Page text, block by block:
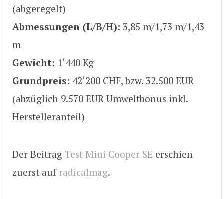
(abgeregelt)
Abmessungen (L/B/H): 3,85 m/1,73 m/1,43
m
Gewicht: 1‘440 Kg
Grundpreis: 42‘200 CHF, bzw. 32.500 EUR
(abzüglich 9.570 EUR Umweltbonus inkl.
Herstelleranteil)
Der Beitrag Test Mini Cooper SE erschien
zuerst auf radicalmag.